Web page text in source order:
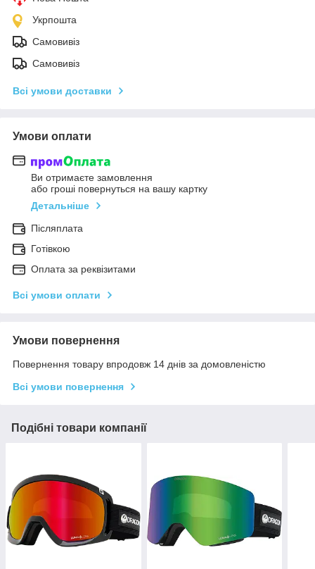
Укрпошта
Самовивіз
Самовивіз
Всі умови доставки
Умови оплати
Ви отримаєте замовлення
або гроші повернуться на вашу картку
Детальніше
Післяплата
Готівкою
Оплата за реквізитами
Всі умови оплати
Умови повернення
Повернення товару впродовж 14 днів за домовленістю
Всі умови повернення
Подібні товари компанії